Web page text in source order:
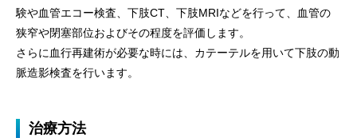
験や血管エコー検査、下肢CT、下肢MRIなどを行って、血管の
狭窄や閉塞部位およびその程度を評価します。
さらに血行再建術が必要な時には、カテーテルを用いて下肢の動
脈造影検査を行います。
治療方法